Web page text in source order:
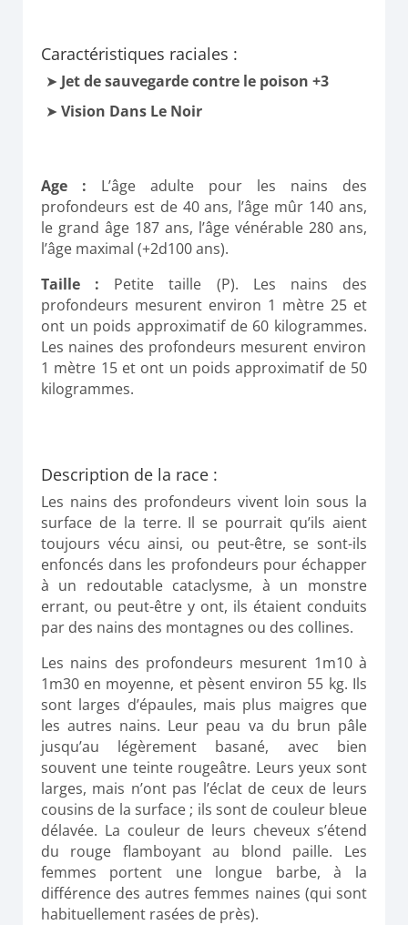
Caractéristiques raciales :
Jet de sauvegarde contre le poison +3
Vision Dans Le Noir
Age : L’âge adulte pour les nains des
profondeurs est de 40 ans, l’âge mûr 140 ans,
le grand âge 187 ans, l’âge vénérable 280 ans,
l’âge maximal (+2d100 ans).
Taille :
Petite taille (P). Les nains des
profondeurs mesurent environ 1 mètre 25 et
ont un poids approximatif de 60 kilogrammes.
Les naines des profondeurs mesurent environ
1 mètre 15 et ont un poids approximatif de 50
kilogrammes.
Description de la race :
Les nains des profondeurs vivent loin sous la
surface de la terre. Il se pourrait qu’ils aient
toujours vécu ainsi, ou peut-être, se sont-ils
enfoncés dans les profondeurs pour échapper
à un redoutable cataclysme, à un monstre
errant, ou peut-être y ont, ils étaient conduits
par des nains des montagnes ou des collines.
Les nains des profondeurs mesurent 1m10 à
1m30 en moyenne, et pèsent environ 55 kg. Ils
sont larges d’épaules, mais plus maigres que
les autres nains. Leur peau va du brun pâle
jusqu’au légèrement basané, avec bien
souvent une teinte rougeâtre. Leurs yeux sont
larges, mais n’ont pas l’éclat de ceux de leurs
cousins de la surface ; ils sont de couleur bleue
délavée. La couleur de leurs cheveux s’étend
du rouge flamboyant au blond paille. Les
femmes portent une longue barbe, à la
différence des autres femmes naines (qui sont
habituellement rasées de près).